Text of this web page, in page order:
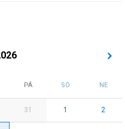
PÁ SO NE
31 1 2